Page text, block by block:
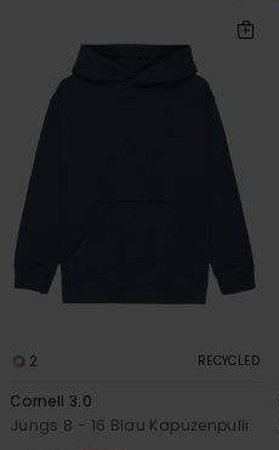
2 RECYCLED
Cornell 3.0
Jungs 8 - 16 Blau Kapuzenpulli